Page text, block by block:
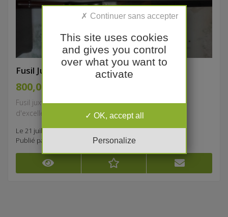
Fusil Juxtaposé en calibre 16
800,00 €
Fusil juxtaposé Vend fusil juxtaposé Robust 222
d'excellente qualité avec bretelle à enrouleur avec...
Le 21 juillet à 16:26
Publié par
jean paul.cheny483
This site uses cookies
and gives you control
over what you want to
activate
OK, accept all
Personalize